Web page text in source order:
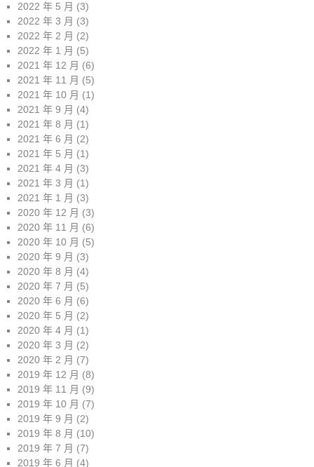
2022 年 5 月 (3)
2022 年 3 月 (3)
2022 年 2 月 (2)
2022 年 1 月 (5)
2021 年 12 月 (6)
2021 年 11 月 (5)
2021 年 10 月 (1)
2021 年 9 月 (4)
2021 年 8 月 (1)
2021 年 6 月 (2)
2021 年 5 月 (1)
2021 年 4 月 (3)
2021 年 3 月 (1)
2021 年 1 月 (3)
2020 年 12 月 (3)
2020 年 11 月 (6)
2020 年 10 月 (5)
2020 年 9 月 (3)
2020 年 8 月 (4)
2020 年 7 月 (5)
2020 年 6 月 (6)
2020 年 5 月 (2)
2020 年 4 月 (1)
2020 年 3 月 (2)
2020 年 2 月 (7)
2019 年 12 月 (8)
2019 年 11 月 (9)
2019 年 10 月 (7)
2019 年 9 月 (2)
2019 年 8 月 (10)
2019 年 7 月 (7)
2019 年 6 月 (4)